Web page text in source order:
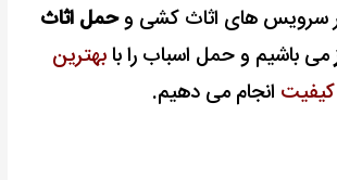
سرویس های اثاث کشی وحمل اثاث
می باشیم و حمل اسباب را بابهترین
کیفیت انجام می دهیم.